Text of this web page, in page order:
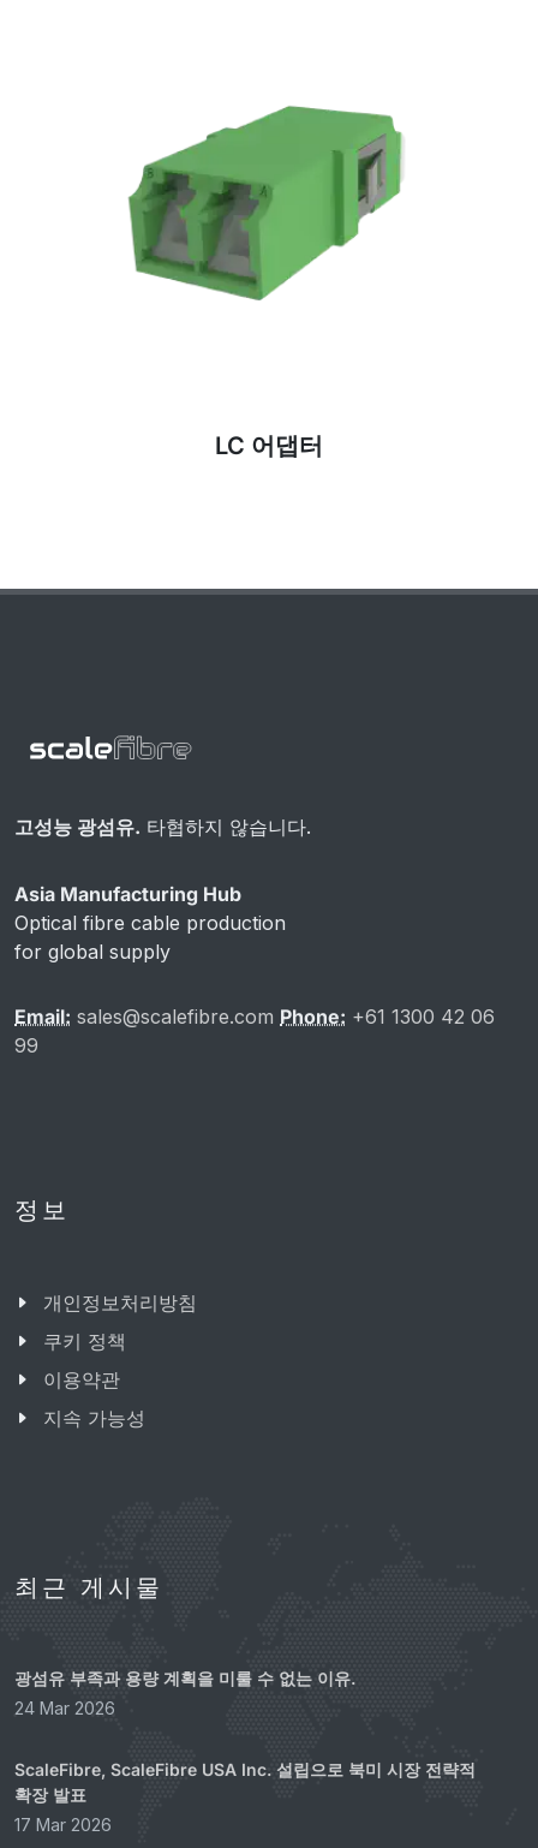
고성능 광섬유. 타협하지 않습니다.
Asia Manufacturing Hub
Optical fibre cable production
for global supply
Email: sales@scalefibre.com Phone: +61 1300 42 06
99
정보
개인정보처리방침
쿠키 정책
이용약관
지속 가능성
최근 게시물
광섬유 부족과 용량 계획을 미룰 수 없는 이유.
24 Mar 2026
ScaleFibre, ScaleFibre USA Inc. 설립으로 북미 시장 전략적
확장 발표
17 Mar 2026